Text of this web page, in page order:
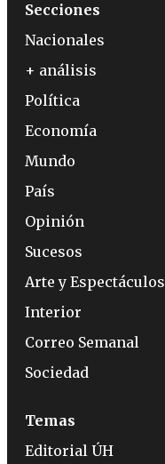
Secciones
Nacionales
+ análisis
Política
Economía
Mundo
País
Opinión
Sucesos
Arte y Espectáculos
Interior
Correo Semanal
Sociedad
Temas
Editorial ÚH